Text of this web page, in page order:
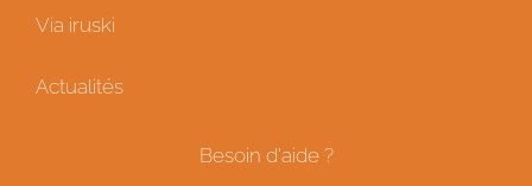
Via iruski
Actualités
Besoin d'aide ?